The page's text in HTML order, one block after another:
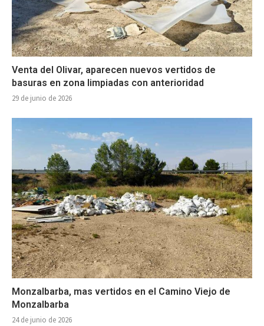
Venta del Olivar, aparecen nuevos vertidos de
basuras en zona limpiadas con anterioridad
29 de junio de 2026
Monzalbarba, mas vertidos en el Camino Viejo de
Monzalbarba
24 de junio de 2026